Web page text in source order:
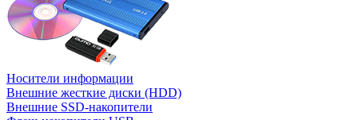
Носители информации
Внешние жесткие диски (HDD)
Внешние SSD-накопители